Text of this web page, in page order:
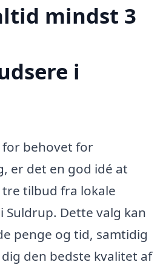
mindst 3
i
behovet for
er det en god idé at
tilbud fra lokale
Suldrup. Dette valg kan
penge og tid, samtidig
den bedste kvalitet af